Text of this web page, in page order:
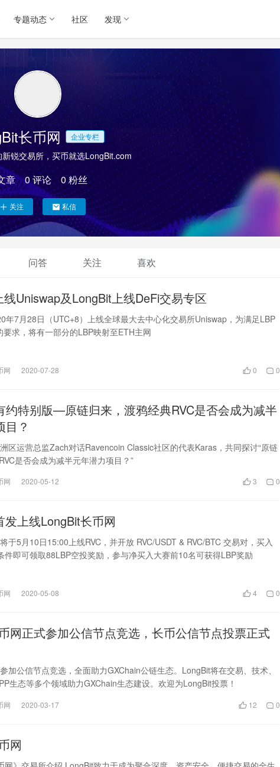
专题动态 社区 发现
长币网 企业专栏
锐交易所，买币就选LongBit.com
章 0评论 0 粉丝
关注 私信
问答 关注 喜欢
线Uniswap及LongBit上线DeFi交易专区
年7月28日（UTC+8）上线全球最大去中心化交易所Uniswap，为满足LBP
要求，将有一部分的LBP映射至ETH主网
网 2020-07-28 0 0
约特别版—原链归来，渡鸦经典RVC是否会成为减半
目？
区运营总监Zach对话Ravencoin Classic社区的代表Karas，共同探讨“原链
是否会成为减半元年潜力项目？”
网 2020-05-12 3 0
发上线LongBit长币网
于5月10日15:00上线RVC，并开放 RVC/USDT & RVC/BTC 交易对，买入
件即可领取88LBP空投奖励，参与净买入大赛前10名可获得LBP奖励
网 2020-05-08 4 0
网正式参加公信节点竞选，长币公信节点投票正式
加公信节点竞选，全面助力GXChain公链生态。LongBit将在交易、技术、
生态等多个领域助力GXChain生态建设。欢迎为LongBit投票！
网 2020-03-17 12 0
网